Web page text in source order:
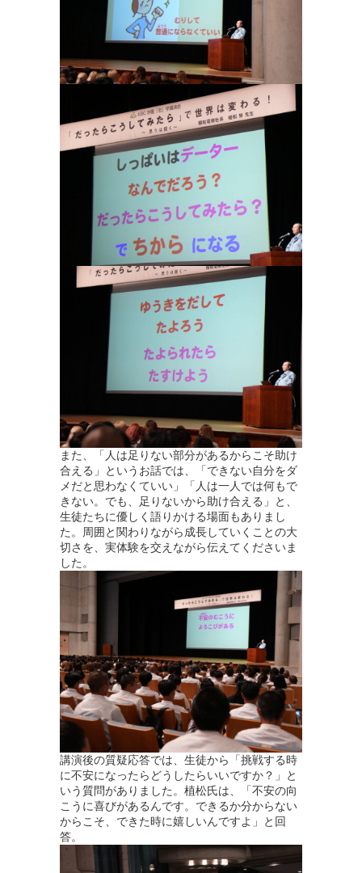
また、「人は足りない部分があるからこそ助け
合える」というお話では、「できない自分をダ
メだと思わなくていい」「人は一人では何もで
きない。でも、足りないから助け合える」と、
生徒たちに優しく語りかける場面もありまし
た。周囲と関わりながら成長していくことの大
切さを、実体験を交えながら伝えてくださいま
した。
講演後の質疑応答では、生徒から「挑戦する時
に不安になったらどうしたらいいですか？」と
いう質問がありました。植松氏は、「不安の向
こうに喜びがあるんです。できるか分からない
からこそ、できた時に嬉しいんですよ」と回
答。